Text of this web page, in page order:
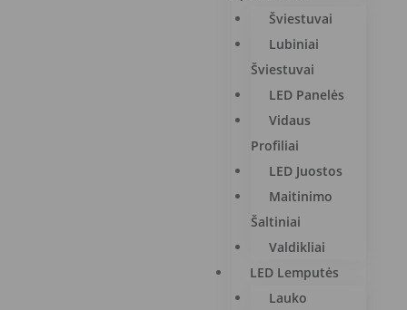
Šviestuvai
Lubiniai
Šviestuvai
LED Panelės
Vidaus
Profiliai
LED Juostos
Maitinimo
Šaltiniai
Valdikliai
LED Lemputės
Lauko